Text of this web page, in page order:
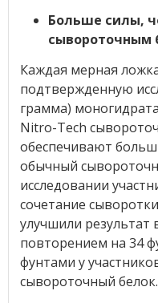
Больше силы,
сывороточным
Каждая мерная
подтвержденную
грамма)
Nitro-Tech
обеспечивают
обычный
исследовании
сочетание
улучшили
повторением на 34
фунтами у
сывороточный белок.